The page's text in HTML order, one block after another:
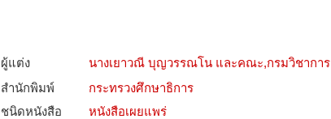
ผู้แต่ง
นางเยาวณี บุญวรรณโน และคณะ,กรมวิชาการ
สำนักพิมพ์
กระทรวงศึกษาธิการ
ชนิดหนังสือ­
หนังสือเผยแพร่